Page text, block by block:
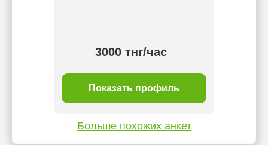
3000 тнг/час
Показать профиль
Больше похожих анкет